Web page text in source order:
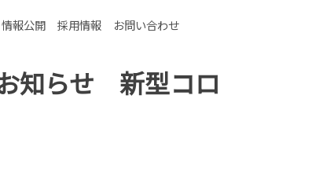
して働く社員の離職率が非常に高い実情があります。
報公開 採用情報 お問い合わせ
知らせ 新型コロ